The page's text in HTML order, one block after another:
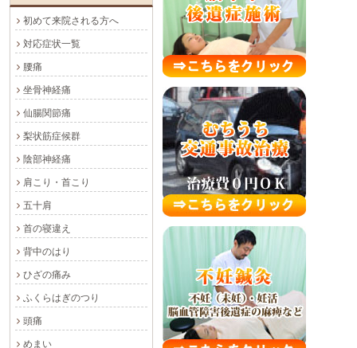
初めて来院される方へ
対応症状一覧
腰痛
坐骨神経痛
仙腸関節痛
梨状筋症候群
陰部神経痛
肩こり・首こり
五十肩
首の寝違え
背中のはり
ひざの痛み
ふくらはぎのつり
頭痛
めまい